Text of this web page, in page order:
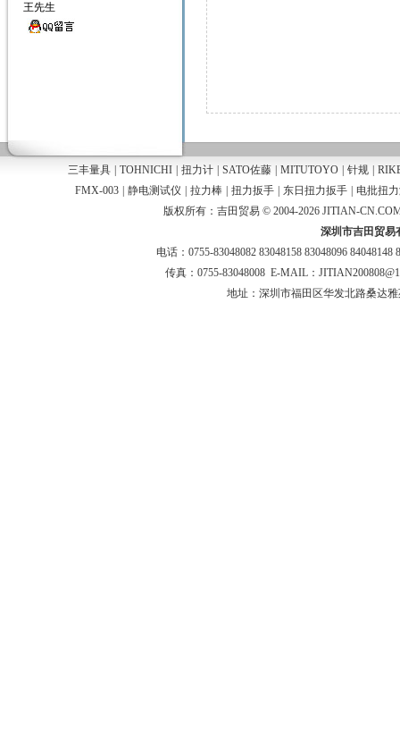
王先生
三丰量具 TOHNICHI 扭力计 SATO佐藤 MITUTOYO 针规
FMX-003
静电测试仪 拉力棒 扭力扳手 东日扭力扳手
电批扭
版权所有：吉田贸易 © 2004-2026 JITIAN-
深圳市吉田贸易
电话：0755-83048082 83048158 83048096 84048148
传真：0755-83048008 E-MAIL：
地址：深圳市福田区华发北路桑达雅